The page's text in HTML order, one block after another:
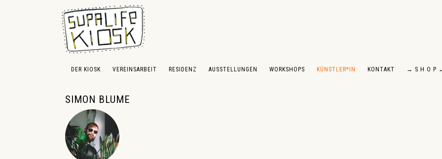
Hauptinhalt springen
Zur Suche springen
Zur Hauptnavigation springen
DER KIOSK VEREINSARBEIT RESIDENZ AUSSTELLUNGEN WORKSHOPS KÜNSTLER*IN KONTAKT → S H O P
SIMON BLUME